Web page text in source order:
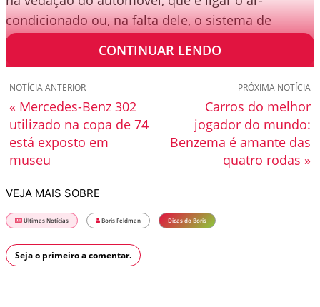
condicionado ou, na falta dele, o sistema de
ventilação na intensidade máxima.
CONTINUAR LENDO
PRÓXIMA NOTÍCIA
Carros do melhor
jogador do mundo:
Benzema é amante das
quatro rodas »
NOTÍCIA ANTERIOR
« Mercedes-Benz 302
utilizado na copa de 74
está exposto em
museu
VEJA MAIS SOBRE
Últimas Notícias Boris Feldman Dicas do Boris
Seja o primeiro a comentar.